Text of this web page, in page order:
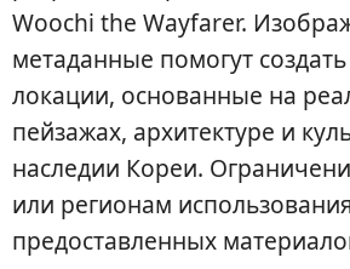
Woochi the Wayfarer.
метаданные помогут
локации, основанные на
пейзажах, архитектуре и
наследии Кореи.
или регионам использования
предоставленных